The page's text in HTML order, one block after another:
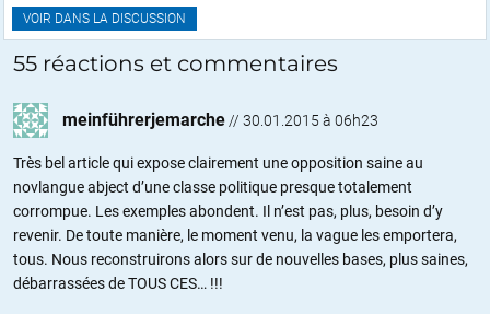
VOIR DANS LA DISCUSSION
55 réactions et commentaires
meinführerjemarche // 30.01.2015 à 06h23
Très bel article qui expose clairement une opposition saine au
novlangue abject d’une classe politique presque totalement
corrompue. Les exemples abondent. Il n’est pas, plus, besoin d’y
revenir. De toute manière, le moment venu, la vague les emportera,
tous. Nous reconstruirons alors sur de nouvelles bases, plus saines,
débarrassées de TOUS CES… !!!